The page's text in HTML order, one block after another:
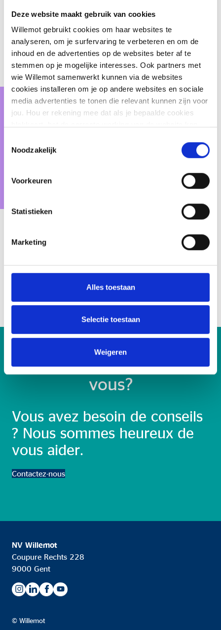
Deze website maakt gebruik van cookies
Willemot gebruikt cookies om haar websites te
analyseren, om je surfervaring te verbeteren en om de
inhoud en de advertenties op de websites beter af te
stemmen op je mogelijke interesses. Ook partners met
wie Willemot samenwerkt kunnen via de websites
cookies installeren om je op andere websites en sociale
media advertenties te tonen die relevant kunnen zijn voor
jou. Hou er rekening mee dat als je bepaalde cookies
Noodzakelijk
Voorkeuren
Statistieken
Marketing
Alles toestaan
Selectie toestaan
Weigeren
depuis juillet 2006.
Roumanie, Slovaquie, Slovénie et Ukraine.
Quelque chose pour
vous?
Vous avez besoin de conseils
? Nous sommes heureux de
vous aider.
Contactez-nous
NV Willemot
Coupure Rechts 228
9000 Gent
© Willemot